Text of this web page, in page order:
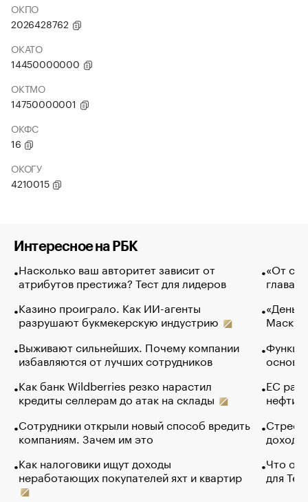
ОКПО
2026428762
ОКАТО
14450000000
ОКТМО
14750000001
ОКФС
16
ОКОГУ
4210015
Интересное на РБК
Насколько ваш авторитет зависит от
атрибутов престижа? Тест для лидеров
Казино проиграло. Как ИИ-агенты
разрушают букмекерскую индустрию
Выживают сильнейших. Почему компании
избавляются от лучших сотрудников
Как банк Wildberries резко нарастил
кредиты селлерам до атак на склады
Сотрудники открыли новый способ вредить
компаниям. Зачем им это
Как налоговики ищут доходы
неработающих покупателей яхт и квартир
«От
глава
Маск в
основ
ЕС
нефти
Что
для